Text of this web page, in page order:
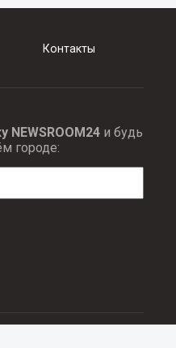
Контакты
NEWSROOM24и будь
городе: